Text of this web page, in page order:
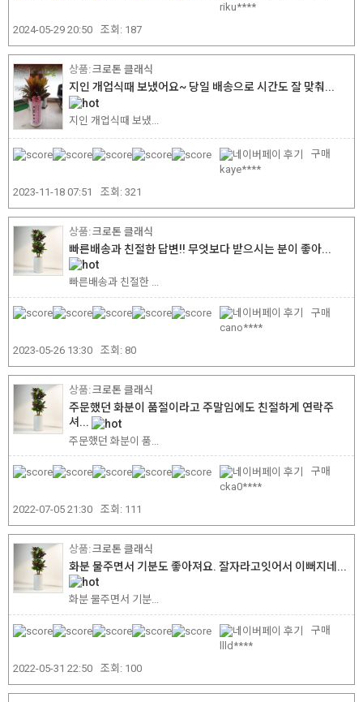
riku****
2024-05-29 20:50 조회: 187
크로톤 클래식
지인 개업식때 보냈어요~ 당일 배송으로 시간도 잘 맞춰...
지인 개업식때 보냈...
kaye****
구매
2023-11-18 07:51 조회: 321
크로톤 클래식
빠른배송과 친절한 답변!! 무엇보다 받으시는 분이 좋아...
빠른배송과 친절한 ...
cano****
구매
2023-05-26 13:30 조회: 80
크로톤 클래식
주문했던 화분이 품절이라고 주말임에도 친절하게 연락주
셔...
주문했던 화분이 품...
cka0****
구매
2022-07-05 21:30 조회: 111
크로톤 클래식
화분 물주면서 기분도 좋아져요. 잘자라고잇어서 이뻐지네...
화분 물주면서 기분...
llld****
구매
2022-05-31 22:50 조회: 100